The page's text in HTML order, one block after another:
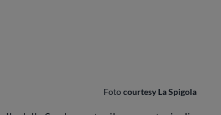
Fotocourtesy La Spigola